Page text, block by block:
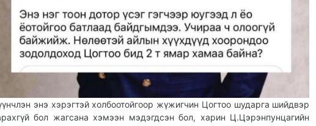
энэ хэрэгтэй холбоотойгоор жүжигчин Цогтоо шударга шийдвэр
бол жагсана хэмээн мэдэгдсэн бол, харин Ц.Цэрэнпунцагийн